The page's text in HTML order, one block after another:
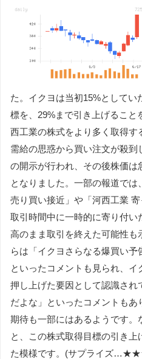
た。イクヨは当初15%としてい
標を、29%まで引き上げること
西工業の株式をより多く取得す
需給の思惑から買い注文が殺到
の開示が行われ、その後株価
となりました。一部の報道で
売り買い接近」や「河西工業 寄
取引時間中に一時的に寄り付
高のまま取引を終えた可能性
らは「イクヨさらなる爆買い予
といったコメントも見られ、
押し上げた要因として認識さ
だよな」といったコメントも
期待も一部にはあるようです。
と、この株式取得目標の引き
た模様です。(サプライズ